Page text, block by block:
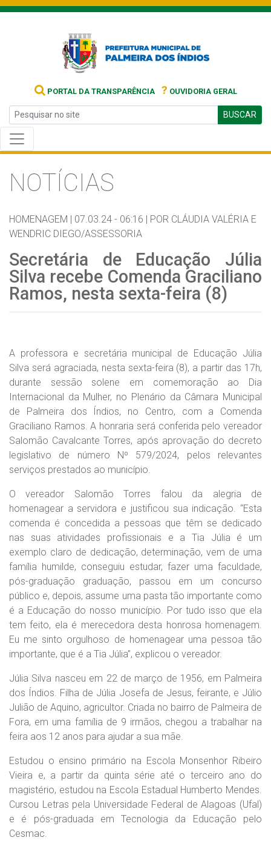
PORTAL DA TRANSPARÊNCIA ? OUVIDORIA GERAL
BUSCAR
NOTÍCIAS
HOMENAGEM | 07.03.24 - 06:16 | POR CLÁUDIA VALÉRIA E
WENDRIC DIEGO/ASSESSORIA
Secretária de Educação Júlia
Silva recebe Comenda Graciliano
Ramos, nesta sexta-feira (8)
A professora e secretária municipal de Educação Júlia
Silva será agraciada, nesta sexta-feira (8), a partir das 17h,
durante sessão solene em comemoração ao Dia
Internacional da Mulher, no Plenário da Câmara Municipal
de Palmeira dos Índios, no Centro, com a Comenda
Graciliano Ramos. A honraria será conferida pelo vereador
Salomão Cavalcante Torres, após aprovação do decreto
legislativo de número Nº 579/2024, pelos relevantes
serviços prestados ao município.
O vereador Salomão Torres falou da alegria de
homenagear a servidora e justificou sua indicação. “Esta
comenda é concedida a pessoas que têm se dedicado
nas suas atividades profissionais e a Tia Júlia é um
exemplo claro de dedicação, determinação, vem de uma
família humilde, conseguiu estudar, fazer uma faculdade,
pós-graduação graduação, passou em um concurso
público e, depois, assume uma pasta tão importante como
é a Educação do nosso município. Por tudo isso que ela
tem feito, ela é merecedora desta honrosa homenagem.
Eu me sinto orgulhoso de homenagear uma pessoa tão
importante, que é a Tia Júlia”, explicou o vereador.
Júlia Silva nasceu em 22 de março de 1956, em Palmeira
dos Índios. Filha de Júlia Josefa de Jesus, feirante, e Júlio
Julião de Aquino, agricultor. Criada no bairro de Palmeira de
Fora, em uma família de 9 irmãos, chegou a trabalhar na
feira aos 12 anos para ajudar a sua mãe.
Estudou o ensino primário na Escola Monsenhor Ribeiro
Vieira e, a partir da quinta série até o terceiro ano do
magistério, estudou na Escola Estadual Humberto Mendes.
Cursou Letras pela Universidade Federal de Alagoas (Ufal)
e é pós-graduada em Tecnologia da Educação pelo
Cesmac.